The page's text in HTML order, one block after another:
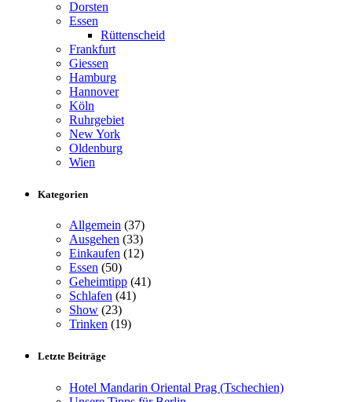
Dorsten
Essen
Rüttenscheid
Frankfurt
Giessen
Hamburg
Hannover
Köln
Ruhrgebiet
New York
Oldenburg
Wien
Kategorien
Allgemein (37)
Ausgehen (33)
Einkaufen (12)
Essen (50)
Geheimtipp (41)
Schlafen (41)
Show (23)
Trinken (19)
Letzte Beiträge
Hotel Mandarin Oriental Prag (Tschechien)